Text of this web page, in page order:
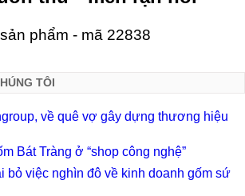
phẩm - mã 22838
TÔI
về quê vợ gây dựng thương hiệu
Bát Tràng ở “shop công nghệ”
bỏ việc nghìn đô về kinh doanh gốm sứ